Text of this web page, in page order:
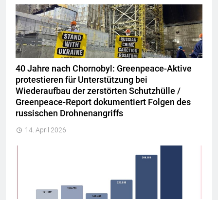
40 Jahre nach Chornobyl: Greenpeace-Aktive
protestieren für Unterstützung bei
Wiederaufbau der zerstörten Schutzhülle /
Greenpeace-Report dokumentiert Folgen des
russischen Drohnenangriffs
14. April 2026